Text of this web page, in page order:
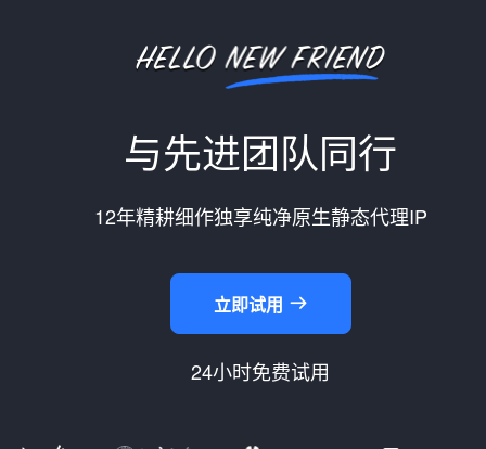
与先进团队同行
12年精耕细作独享纯净原生静态代理IP
立即试用
24小时免费试用